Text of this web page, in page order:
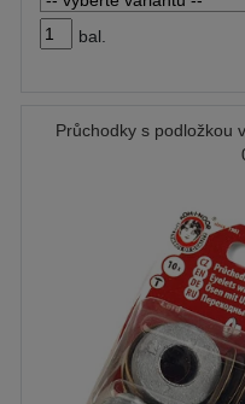
bal.
Průchodky s